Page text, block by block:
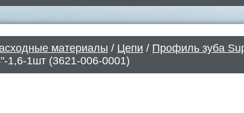
материалы / Цепи / Профиль зуба
1,6-1шт (3621-006-0001)